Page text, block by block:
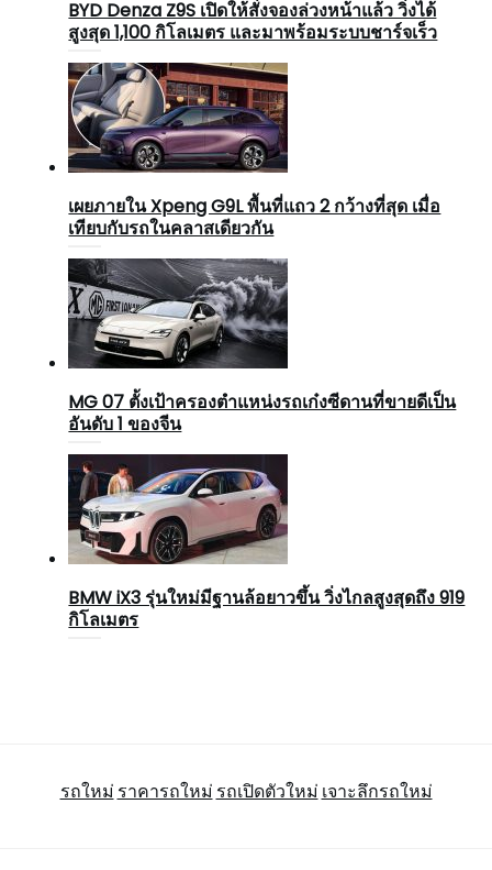
BYD Denza Z9S เปิดให้สั่งจองล่วงหน้าแล้ว วิ่งได้
สูงสุด 1,100 กิโลเมตร และมาพร้อมระบบชาร์จเร็ว
เผยภายใน Xpeng G9L พื้นที่แถว 2 กว้างที่สุด เมื่อ
เทียบกับรถในคลาสเดียวกัน
MG 07 ตั้งเป้าครองตำแหน่งรถเก๋งซีดานที่ขายดีเป็น
อันดับ 1 ของจีน
BMW iX3 รุ่นใหม่มีฐานล้อยาวขึ้น วิ่งไกลสูงสุดถึง 919
กิโลเมตร
รถใหม่ ราคารถใหม่ รถเปิดตัวใหม่ เจาะลึกรถใหม่